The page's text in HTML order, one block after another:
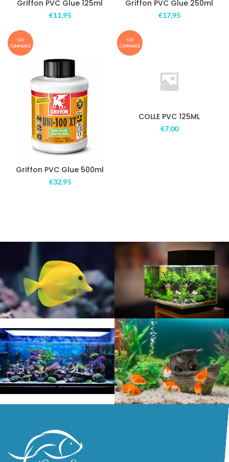
Griffon PVC Glue 125ml
€11,95
Griffon PVC Glue 250ml
€17,95
SUR
COMMANDE
Griffon PVC Glue 500ml
€32,95
SUR
COMMANDE
COLLE PVC 125ML
€7,00